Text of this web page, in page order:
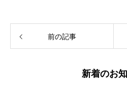
前の記事
新着のお